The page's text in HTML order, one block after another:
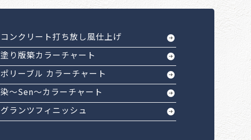
コンクリート打ち放し風仕上げ
塗り版築カラーチャート
ポリーブル カラーチャート
染～Sen～カラーチャート
グランツフィニッシュ